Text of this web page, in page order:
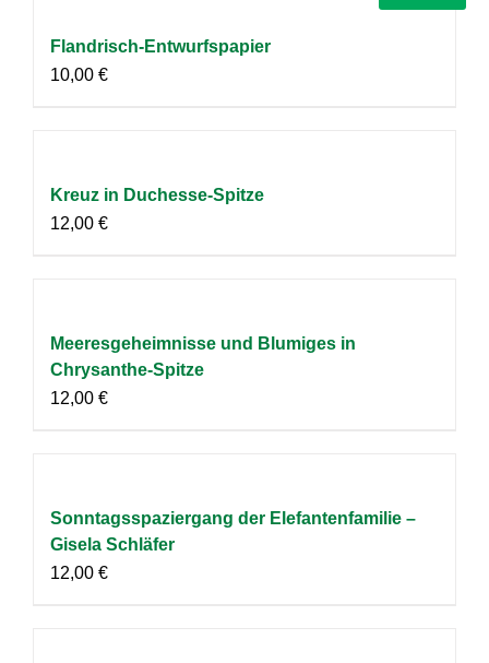
Flandrisch-Entwurfspapier
10,00 €
Kreuz in Duchesse-Spitze
12,00 €
Meeresgeheimnisse und Blumiges in
Chrysanthe-Spitze
12,00 €
Sonntagsspaziergang der Elefantenfamilie –
Gisela Schläfer
12,00 €